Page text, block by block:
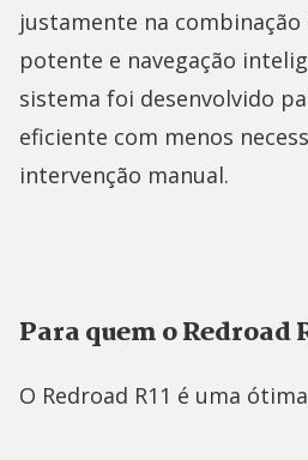
justamente na combinação
potente e navegação
sistema foi desenvolvido
eficiente com menos
intervenção manual.
Para quem o Redroad
O Redroad R11 é uma